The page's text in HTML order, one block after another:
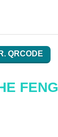
QRCODE
FENG